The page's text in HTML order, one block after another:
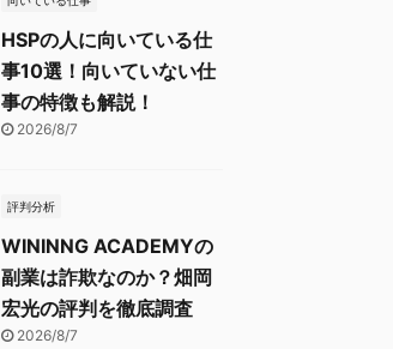
HSPの人に向いている仕
事10選！向いていない仕
事の特徴も解説！
2026/8/7
評判分析
WININNG ACADEMYの
副業は詐欺なのか？畑岡
宏光の評判を徹底調査
2026/8/7